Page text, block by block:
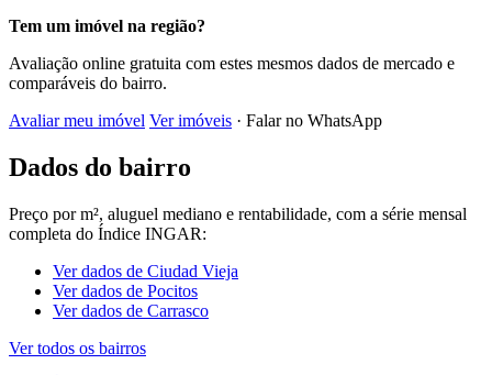
Tem um imóvel na região?
Avaliação online gratuita com estes mesmos dados de mercado e
comparáveis do bairro.
Avaliar meu imóvel Ver imóveis · Falar no WhatsApp
Dados do bairro
Preço por m², aluguel mediano e rentabilidade, com a série mensal
completa do Índice INGAR:
Ver dados de Ciudad Vieja
Ver dados de Pocitos
Ver dados de Carrasco
Ver todos os bairros